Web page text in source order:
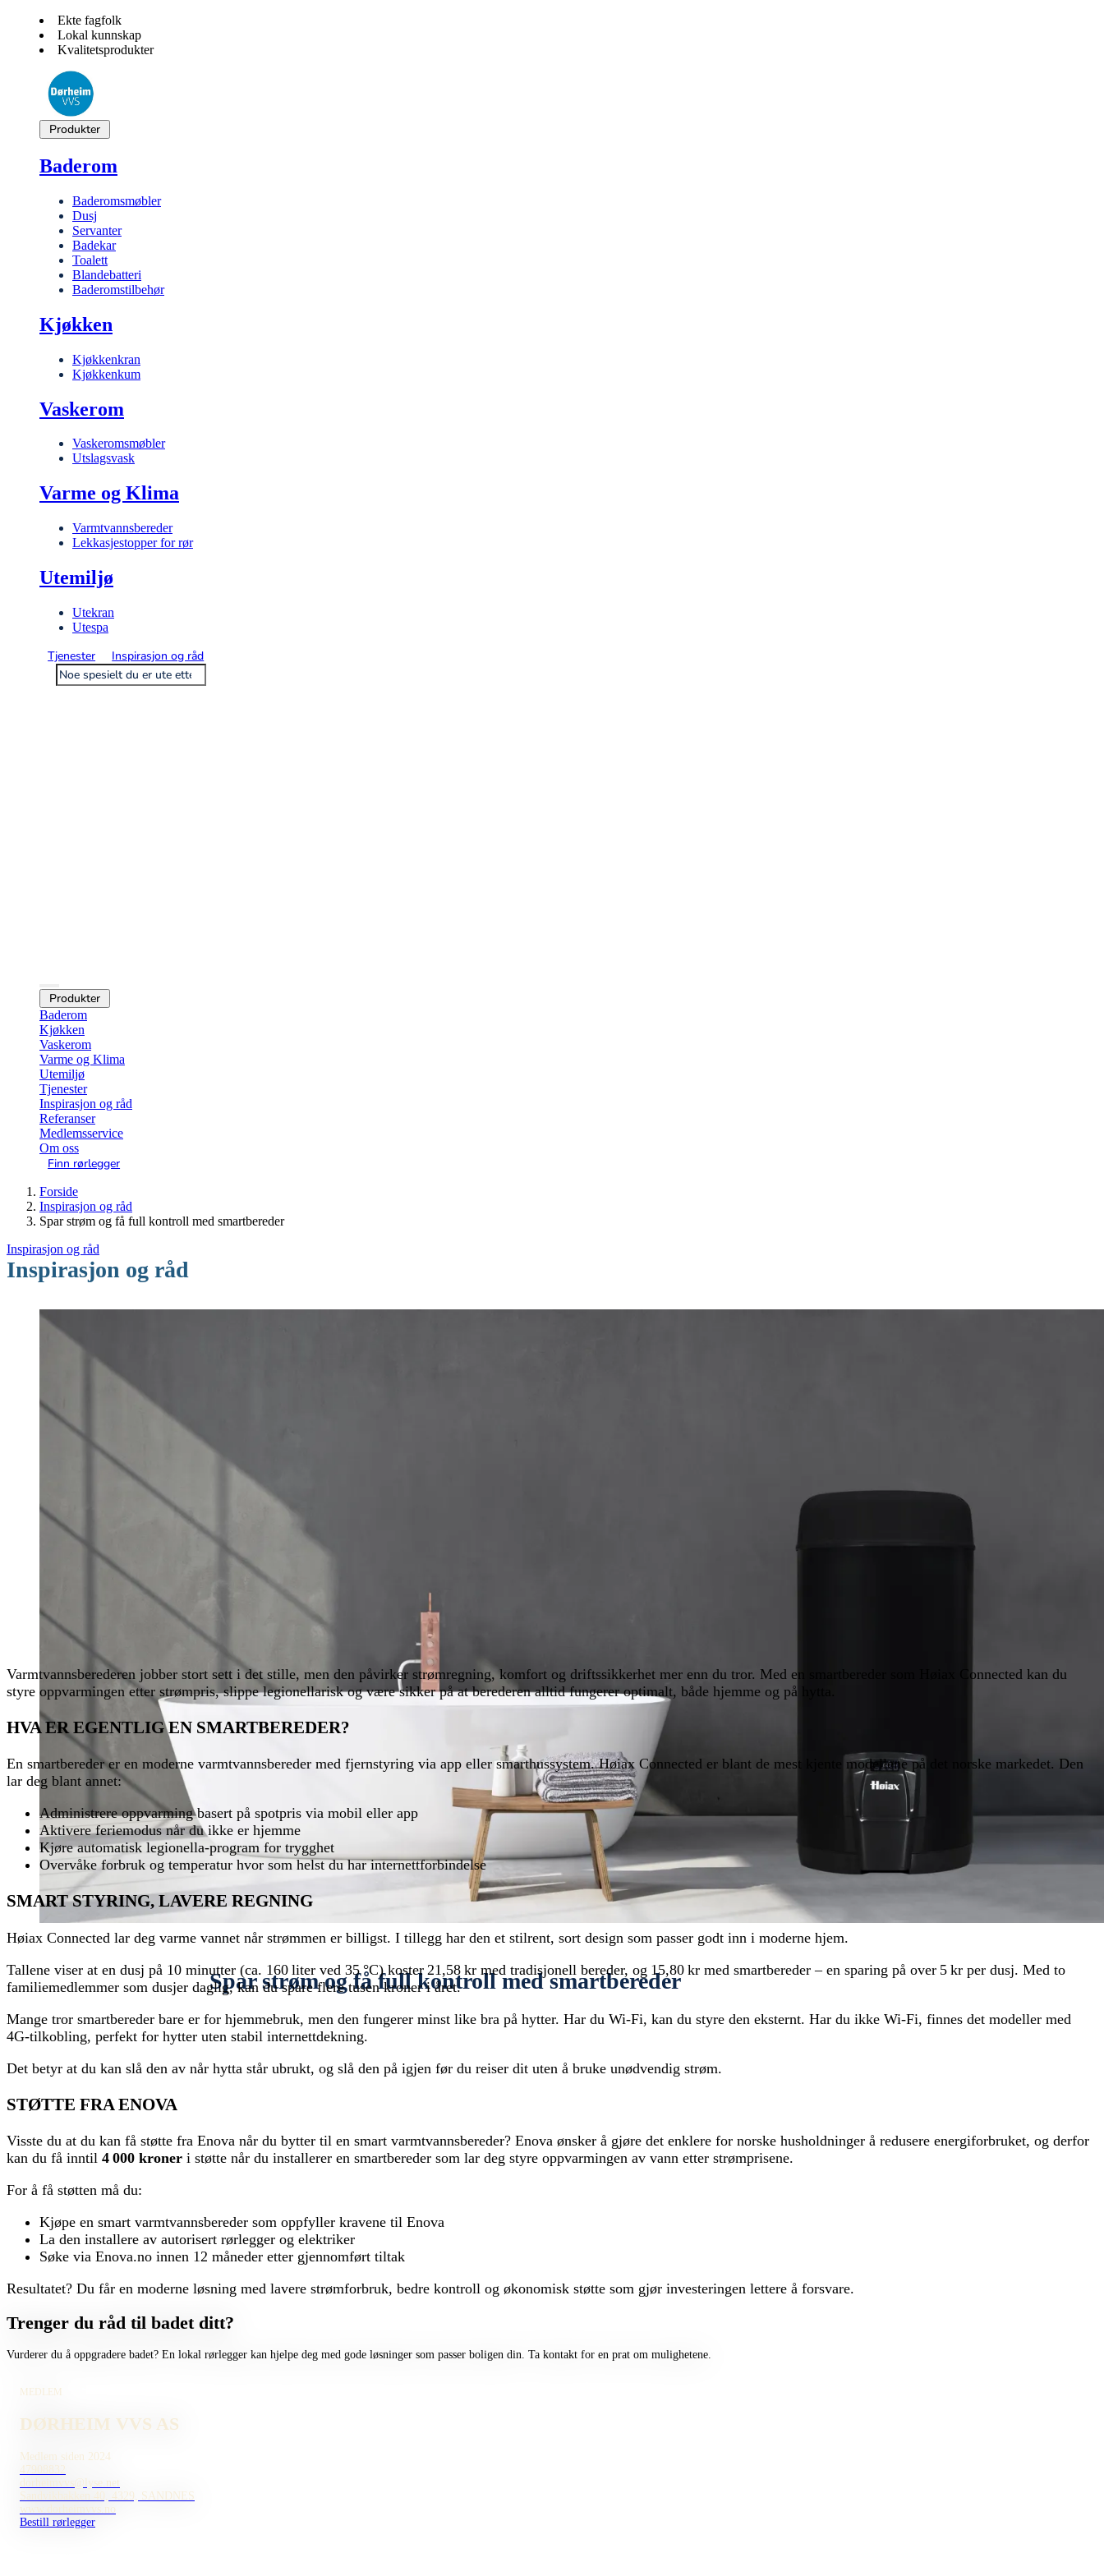
Ekte fagfolk
Lokal kunnskap
Kvalitetsprodukter
Produkter
Baderom
Baderomsmøbler
Dusj
Servanter
Badekar
Toalett
Blandebatteri
Baderomstilbehør
Kjøkken
Kjøkkenkran
Kjøkkenkum
Vaskerom
Vaskeromsmøbler
Utslagsvask
Varme og Klima
Varmtvannsbereder
Lekkasjestopper for rør
Utemiljø
Utekran
Utespa
Tjenester Inspirasjon og råd
Produkter
Baderom
Kjøkken
Vaskerom
Varme og Klima
Utemiljø
Tjenester
Inspirasjon og råd
Referanser
Medlemsservice
Om oss
Finn rørlegger
Forside
Inspirasjon og råd
Spar strøm og få full kontroll med smartbereder
Inspirasjon og råd
Inspirasjon og råd
Spar strøm og få full kontroll med smartbereder
Varmtvannsberederen jobber stort sett i det stille, men den påvirker strømregning, komfort og driftssikkerhet mer enn du tror. Med en smartbereder som Høiax Connected kan du
styre oppvarmingen etter strømpris, slippe legionellarisk og være sikker på at berederen alltid fungerer optimalt, både hjemme og på hytta.
HVA ER EGENTLIG EN SMARTBEREDER?
En smartbereder er en moderne varmtvannsbereder med fjernstyring via app eller smarthussystem. Høiax Connected er blant de mest kjente modellene på det norske markedet. Den
lar deg blant annet:
Administrere oppvarming basert på spotpris via mobil eller app
Aktivere feriemodus når du ikke er hjemme
Kjøre automatisk legionella-program for trygghet
Overvåke forbruk og temperatur hvor som helst du har internettforbindelse
SMART STYRING, LAVERE REGNING
Høiax Connected lar deg varme vannet når strømmen er billigst. I tillegg har den et stilrent, sort design som passer godt inn i moderne hjem.
Tallene viser at en dusj på 10 minutter (ca. 160 liter ved 35 °C) koster 21,58 kr med tradisjonell bereder, og 15,80 kr med smartbereder – en sparing på over 5 kr per dusj. Med to
familiemedlemmer som dusjer daglig, kan du spare flere tusen kroner i året.
Mange tror smartbereder bare er for hjemmebruk, men den fungerer minst like bra på hytter. Har du Wi‑Fi, kan du styre den eksternt. Har du ikke Wi‑Fi, finnes det modeller med
4G-tilkobling, perfekt for hytter uten stabil internettdekning.
Det betyr at du kan slå den av når hytta står ubrukt, og slå den på igjen før du reiser dit uten å bruke unødvendig strøm.
STØTTE FRA ENOVA
Visste du at du kan få støtte fra Enova når du bytter til en smart varmtvannsbereder? Enova ønsker å gjøre det enklere for norske husholdninger å redusere energiforbruket, og derfor
kan du få inntil 4 000 kroner i støtte når du installerer en smartbereder som lar deg styre oppvarmingen av vann etter strømprisene.
For å få støtten må du:
Kjøpe en smart varmtvannsbereder som oppfyller kravene til Enova
La den installere av autorisert rørlegger og elektriker
Søke via Enova.no innen 12 måneder etter gjennomført tiltak
Resultatet? Du får en moderne løsning med lavere strømforbruk, bedre kontroll og økonomisk støtte som gjør investeringen lettere å forsvare.
Trenger du råd til badet ditt?
Vurderer du å oppgradere badet? En lokal rørlegger kan hjelpe deg med gode løsninger som passer boligen din. Ta kontakt for en prat om mulighetene.
MEDLEM
DØRHEIM VVS AS
Medlem siden 2024
47908832
dorheimvvs@lyse.net
Sandvikbakken 40, 4329, SANDNES
www.dorheimvvs.no
Bestill rørlegger